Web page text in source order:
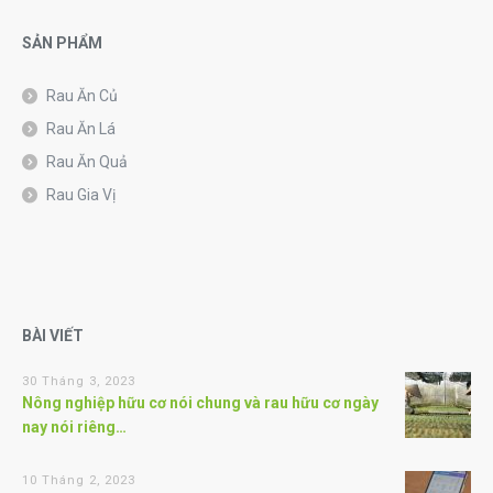
SẢN PHẨM
Rau Ăn Củ
Rau Ăn Lá
Rau Ăn Quả
Rau Gia Vị
BÀI VIẾT
30 Tháng 3, 2023
Nông nghiệp hữu cơ nói chung và rau hữu cơ ngày
nay nói riêng…
10 Tháng 2, 2023